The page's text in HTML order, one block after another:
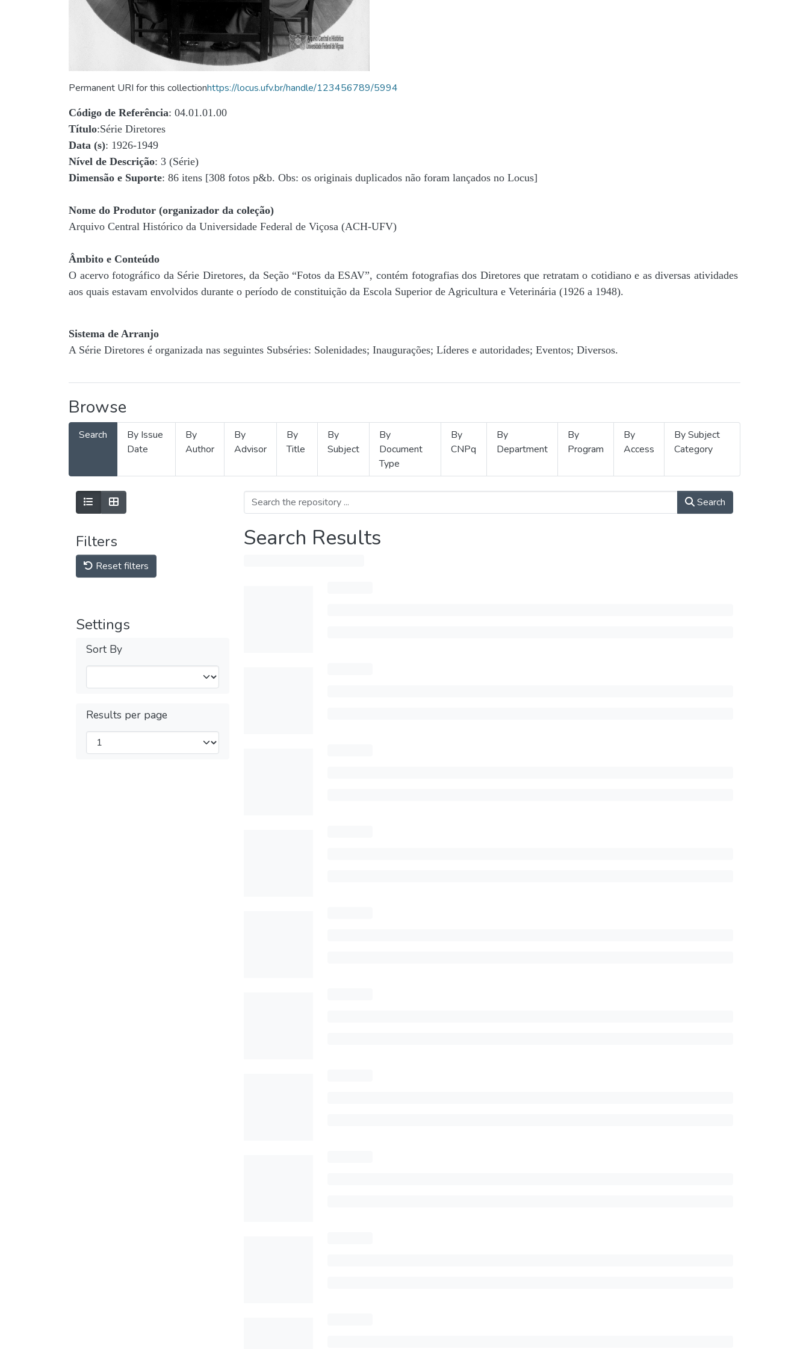
Permanent URI for this collectionhttps://locus.ufv.br/handle/123456789/5994
Código de Referência: 04.01.01.00
Título:Série Diretores
Data (s): 1926-1949
Nível de Descrição: 3 (Série)
Dimensão e Suporte: 86 itens [308 fotos p&b. Obs: os originais duplicados não foram lançados no Locus]
Nome do Produtor (organizador da coleção)
Arquivo Central Histórico da Universidade Federal de Viçosa (ACH-UFV)
Âmbito e Conteúdo
O acervo fotográfico da Série Diretores, da Seção “Fotos da ESAV”, contém fotografias dos Diretores que retratam o cotidiano e as diversas atividades
aos quais estavam envolvidos durante o período de constituição da Escola Superior de Agricultura e Veterinária (1926 a 1948).
Sistema de Arranjo
A Série Diretores é organizada nas seguintes Subséries: Solenidades; Inaugurações; Líderes e autoridades; Eventos; Diversos.
Browse
Search
By Issue
Date
By
Author
By
Advisor
By
Title
By
Subject
By
Document
Type
By
CNPq
By
Department
By
Program
By
Access
By Subject
Category
Filters
Reset filters
Settings
Sort By
Results per page
Search
Search Results